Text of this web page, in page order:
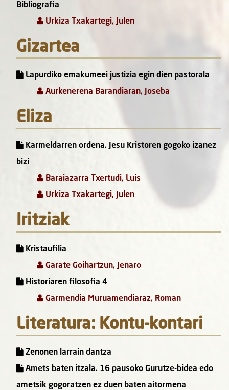
Bibliografia
Urkiza Txakartegi, Julen
Gizartea
Lapurdiko emakumeei justizia egin dien pastorala
Aurkenerena Barandiaran, Joseba
Eliza
Karmeldarren ordena. Jesu Kristoren gogoko izanez
bizi
Baraiazarra Txertudi, Luis
Urkiza Txakartegi, Julen
Iritziak
Kristaufilia
Garate Goihartzun, Jenaro
Historiaren filosofia 4
Garmendia Muruamendiaraz, Roman
Literatura: Kontu-kontari
Zenonen larrain dantza
Amets baten itzala. 16 pausoko Gurutze-bidea edo
ametsik gogoratzen ez duen baten aitormena